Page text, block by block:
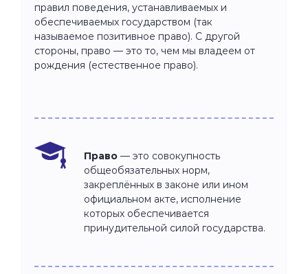
правил поведения, устанавливаемых и
обеспечиваемых государством (так
называемое позитивное право). С другой
стороны, право — это то, чем мы владеем от
рождения (естественное право).
Право — это совокупность
общеобязательных норм,
закреплённых в законе или ином
официальном акте, исполнение
которых обеспечивается
принудительной силой государства.